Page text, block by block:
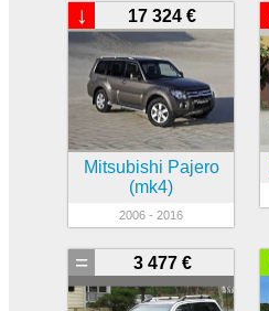
17 324 €
↓
Mitsubishi Pajero
(mk4)
2006 - 2016
3 477 €
=